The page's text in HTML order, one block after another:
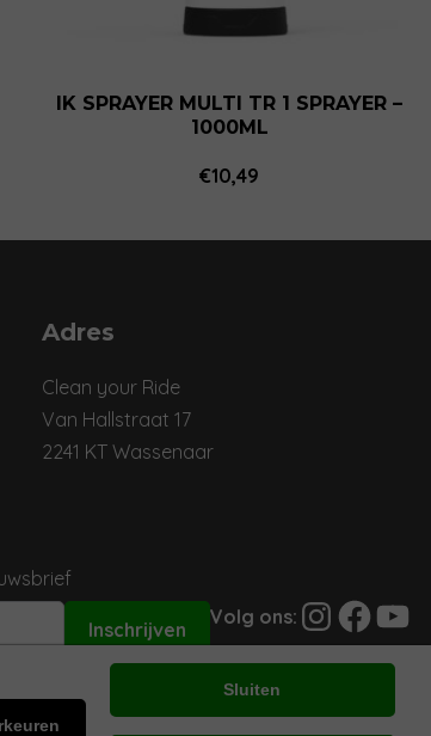
IK SPRAYER MULTI TR 1 SPRAYER –
1000ML
€10,49
Adres
Clean your Ride
Van Hallstraat 17
2241 KT Wassenaar
Volg ons: Instagram
Facebook
Sluiten